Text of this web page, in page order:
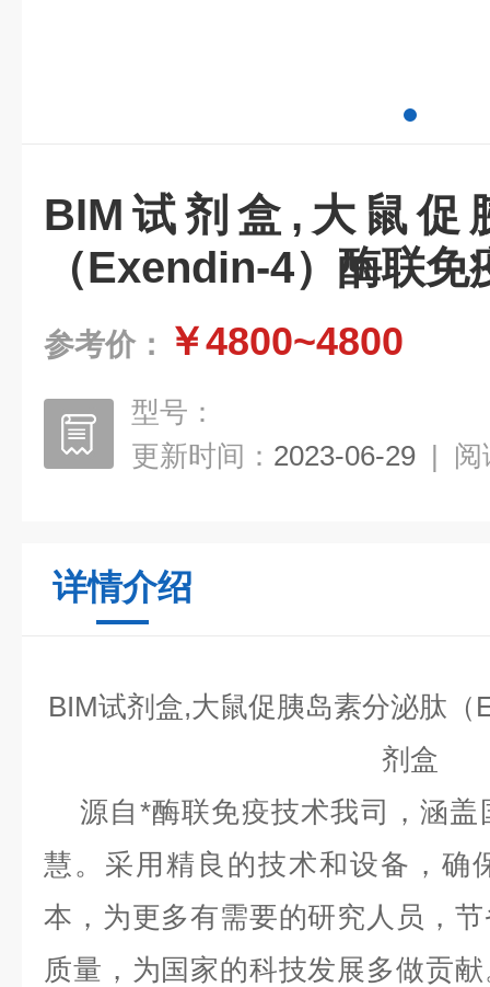
BIM试剂盒,大鼠促
（Exendin-4）酶联免
参考价： ￥4800~4800
型号：
更新时间： 2023-06-29 | 阅
详情介绍
BIM试剂盒,大鼠促胰岛素分泌肽（
剂盒
源自*酶联免疫技术我司，涵盖
慧。采用精良的技术和设备，确
本，为更多有需要的研究人员，
质量，为国家的科技发展多做贡